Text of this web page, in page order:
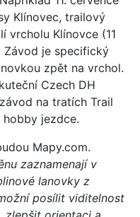
Klínovec, trailový
vrcholu Klínovce (11
Závod je specifický
zpět na vrchol.
Czech DH
na tratích Trail
jezdce.
Mapy.com.
zaznamenají v
lanovky z
posílit viditelnost